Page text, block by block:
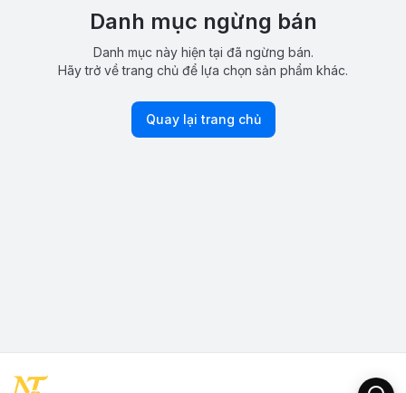
Danh mục ngừng bán
Danh mục này hiện tại đã ngừng bán.
Hãy trở về trang chủ để lựa chọn sản phẩm khác.
Quay lại trang chủ